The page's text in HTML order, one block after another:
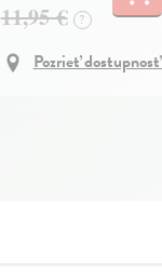
11,95 € ?
Pozrieť